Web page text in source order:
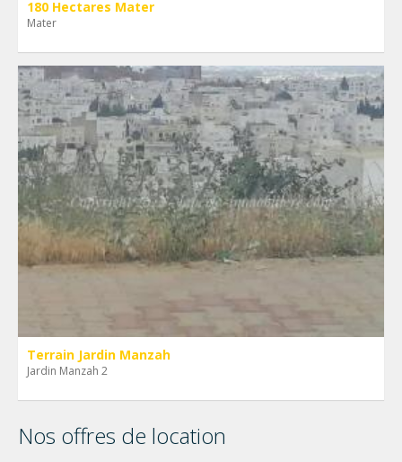
180 Hectares Mater
Mater
Terrain Jardin Manzah
Jardin Manzah 2
Nos offres de location